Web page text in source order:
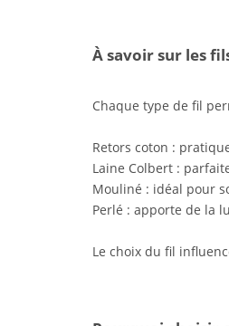
À savoir sur les
Chaque type de fil
Retors coton :
Laine Colbert :
Mouliné : idéal pour
Perlé : apporte de la
Le choix du fil